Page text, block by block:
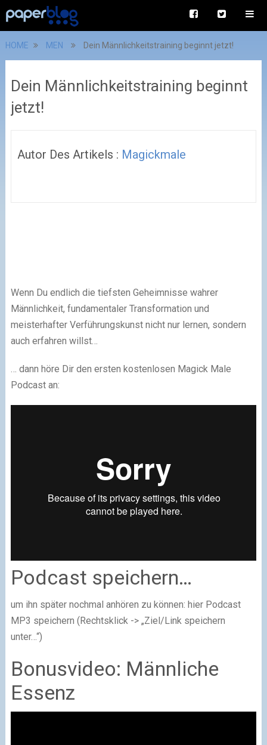
HOME MEN Dein Männlichkeitstraining beginnt jetzt!
Dein Männlichkeitstraining beginnt
jetzt!
Autor Des Artikels : Magickmale
Wenn Du endlich die tiefsten Geheimnisse wahrer
Männlichkeit, fundamentaler Transformation und
meisterhafter Verführungskunst nicht nur lernen, sondern
auch erfahren willst…
… dann höre Dir den ersten kostenlosen Magick Male
Podcast an:
Podcast speichern…
um ihn später nochmal anhören zu können: hier Podcast
MP3 speichern (Rechtsklick -> „Ziel/Link speichern
unter…“)
Bonusvideo: Männliche
Essenz